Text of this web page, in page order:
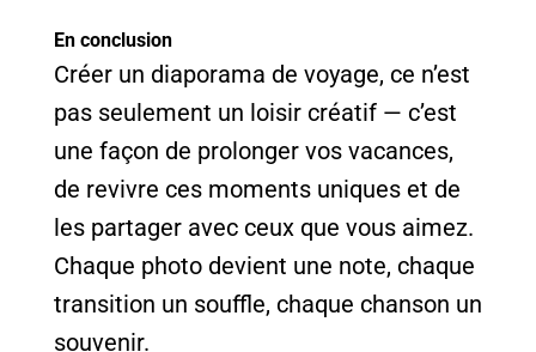
En conclusion
Créer un diaporama de voyage, ce n’est
pas seulement un loisir créatif — c’est
une façon de prolonger vos vacances,
de revivre ces moments uniques et de
les partager avec ceux que vous aimez.
Chaque photo devient une note, chaque
transition un souffle, chaque chanson un
souvenir.